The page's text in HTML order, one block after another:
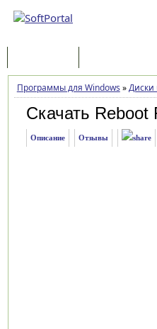
Программы для Windows »
Скачать Reboot
Описание Отзывы